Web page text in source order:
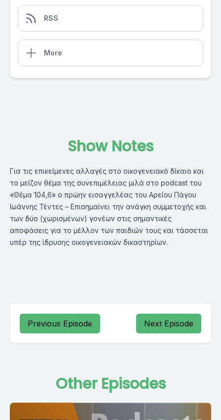
RSS
More
Show Notes
Για τις επικείμενες αλλαγές στο οικογενειακό δίκαιο και
το μείζον θέμα της συνεπιμέλειας μιλά στο podcast του
«Θέμα 104,6» ο πρώην εισαγγελέας του Αρείου Πάγου
Ιωάννης Τέντες – Επισημαίνει την ανάγκη συμμετοχής και
των δύο (χωρισμένων) γονέων στις σημαντικές
αποφάσεις για το μέλλον των παιδιών τους και τάσσεται
υπέρ της ίδρυσης οικογενειακών δικαστηρίων.
Previous Episode Next Episode
Other Episodes